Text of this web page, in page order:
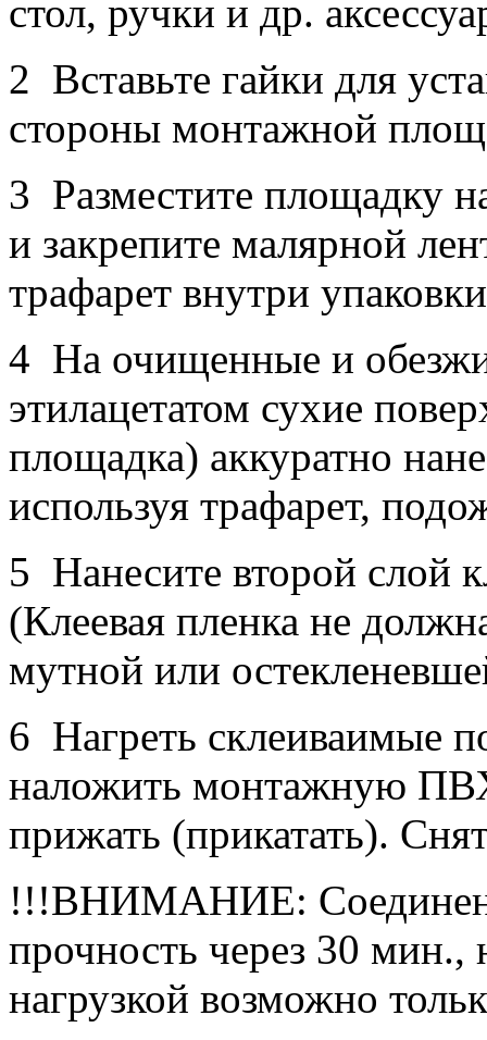
стол, ручки и др.
2 Вставьте гайки для
стороны монтажной
3 Разместите площадку
и закрепите малярной
трафарет внутри
4 На очищенные и
этилацетатом сухие
площадка) аккуратно
используя трафарет,
5 Нанесите второй слой
(Клеевая пленка не
мутной или
6 Нагреть склеиваимые
наложить монтажную
прижать (прикатать).
!!!ВНИМАНИЕ:
прочность через 30 мин.,
нагрузкой возможно